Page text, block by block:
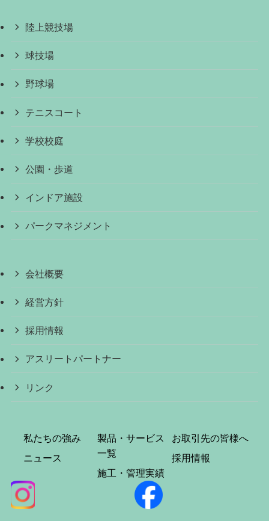
陸上競技場
球技場
野球場
テニスコート
学校校庭
公園・歩道
インドア施設
パークマネジメント
会社概要
経営方針
採用情報
アスリートパートナー
リンク
私たちの強み
ニュース
製品・サービス
一覧
施工・管理実績
お取引先の皆様へ
採用情報